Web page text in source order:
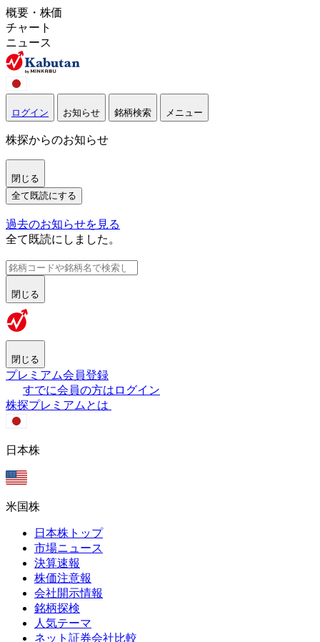
概要・株価
チャート
ニュース
ログイン お知らせ 銘柄検索 メニュー
株探からのお知らせ
閉じる
全て既読にする
過去のお知らせを見る
全て既読にしました。
閉じる
閉じる
プレミアム会員登録
すでに会員の方はログイン
株探プレミアムとは
日本株
米国株
日本株トップ
市場ニュース
決算速報
株価注意報
会社開示情報
銘柄探検
人気テーマ
ネット証券会社比較